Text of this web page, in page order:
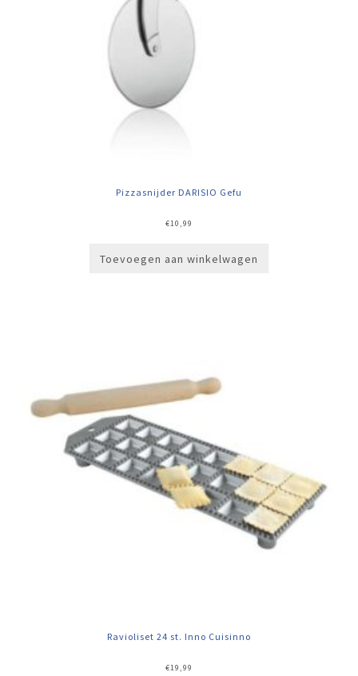
Pizzasnijder DARISIO Gefu
€10,99
Toevoegen aan winkelwagen
Ravioliset 24 st. Inno Cuisinno
€19,99